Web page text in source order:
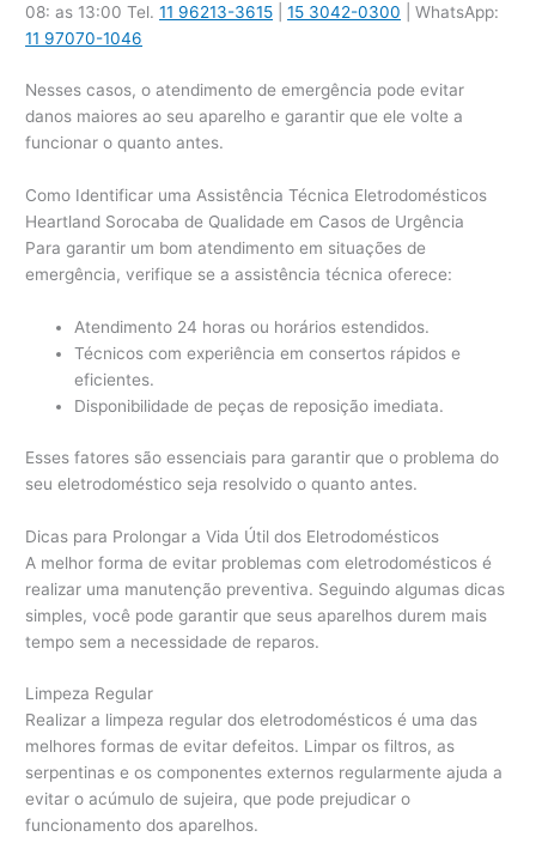
08: as 13:00 Tel.11 96213-3615 |15 3042-0300 | WhatsApp:
11 97070-1046
Nesses casos, o atendimento de emergência pode evitar
danos maiores ao seu aparelho e garantir que ele volte a
funcionar o quanto antes.
Como Identificar uma Assistência Técnica Eletrodomésticos
Heartland Sorocaba de Qualidade em Casos de Urgência
Para garantir um bom atendimento em situações de
emergência, verifique se a assistência técnica oferece:
Atendimento 24 horas ou horários estendidos.
Técnicos com experiência em consertos rápidos e
eficientes.
Disponibilidade de peças de reposição imediata.
Esses fatores são essenciais para garantir que o problema do
seu eletrodoméstico seja resolvido o quanto antes.
Dicas para Prolongar a Vida Útil dos Eletrodomésticos
A melhor forma de evitar problemas com eletrodomésticos é
realizar uma manutenção preventiva. Seguindo algumas dicas
simples, você pode garantir que seus aparelhos durem mais
tempo sem a necessidade de reparos.
Limpeza Regular
Realizar a limpeza regular dos eletrodomésticos é uma das
melhores formas de evitar defeitos. Limpar os filtros, as
serpentinas e os componentes externos regularmente ajuda a
evitar o acúmulo de sujeira, que pode prejudicar o
funcionamento dos aparelhos.